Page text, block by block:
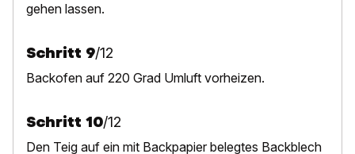
gehen lassen.
Schritt 9/12
Backofen auf 220 Grad Umluft vorheizen.
Schritt 10/12
Den Teig auf ein mit Backpapier belegtes Backblech